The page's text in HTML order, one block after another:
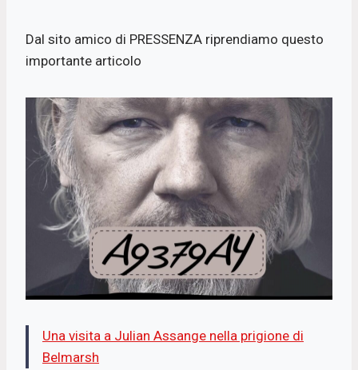
Dal sito amico di PRESSENZA riprendiamo questo
importante articolo
Una visita a Julian Assange nella prigione di
Belmarsh